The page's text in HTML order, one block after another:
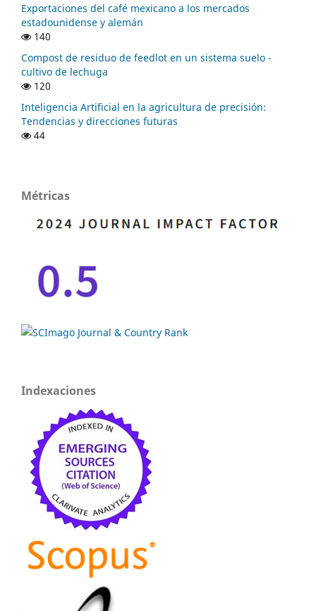
Exportaciones del café mexicano a los mercados
estadounidense y alemán
140
Compost de residuo de feedlot en un sistema suelo -
cultivo de lechuga
120
Inteligencia Artificial en la agricultura de precisión:
Tendencias y direcciones futuras
44
Métricas
Indexaciones